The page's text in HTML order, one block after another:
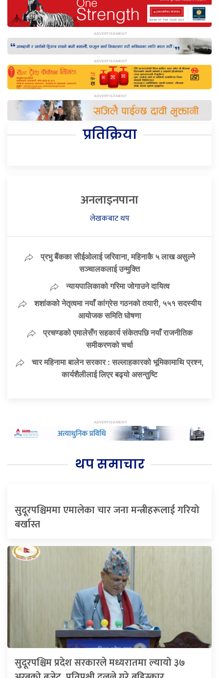
प्रतिक्रिया
अनलाइनपाना
लेखकबाट थप
प्रभु बैंकका सीईओलाई जरिवाना, महिनाकै ५ लाख असुल्ने
सञ्चालकलाई उन्मुक्ति
न्यायपालिकाको गरिमा जोगाउने दायित्व
शशांकको नेतृत्वमा नयाँ कांग्रेस गठनको तयारी, ५५१ सदस्यीय
आयोजक समिति घोषणा
प्रचण्डको एमालेसँग सहकार्य संकेतपछि नयाँ राजनीतिक
समीकरणको चर्चा
चार महिनामा बालेन सरकार : सल्लाहकारको भूमिकामाथि प्रश्न,
कार्यशैलीलाई लिएर बढ्यो असन्तुष्टि
थप समाचार
सुदूरपश्चिममा एमालेका चार जना मन्त्रीहरूलाई गरियो
बर्खास्त
सुदूरपश्चिम प्रदेश सरकारले मध्यरातमा ल्यायो ३७